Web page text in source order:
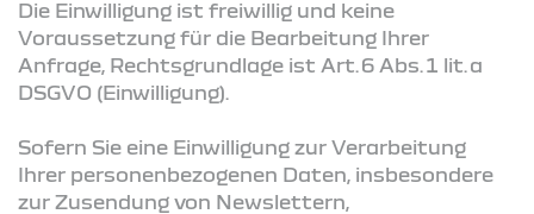
Die Einwilligung ist freiwillig und keine
Voraussetzung für die Bearbeitung Ihrer
Anfrage, Rechtsgrundlage ist Art. 6 Abs. 1 lit. a
DSGVO (Einwilligung).
Sofern Sie eine Einwilligung zur Verarbeitung
Ihrer personenbezogenen Daten, insbesondere
zur Zusendung von Newslettern,